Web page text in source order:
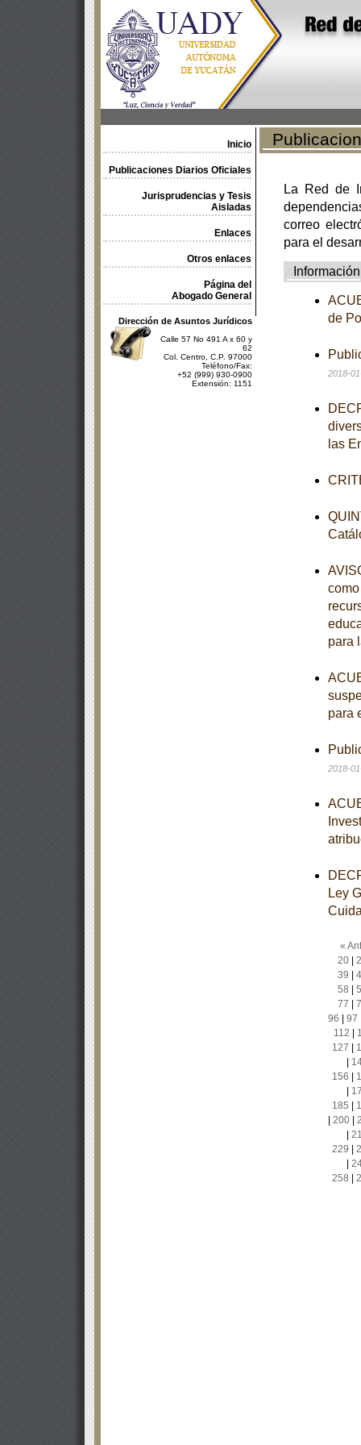
Inicio
Publicaciones Diarios Oficiales
Jurisprudencias y Tesis
Aisladas
Enlaces
Otros enlaces
Página del
Abogado General
Dirección de Asuntos Jurídicos
Calle 57 No 491 A x 60 y
62
Col. Centro, C.P. 97000
Teléfono/Fax:
+52 (999) 930-0900
Extensión: 1151
La Red de
correo
para el
Información
de
2018-
las
para
para
2018-
Ley
«
20|
39
58
77
96
97
112
127
156
185
200|
229
258